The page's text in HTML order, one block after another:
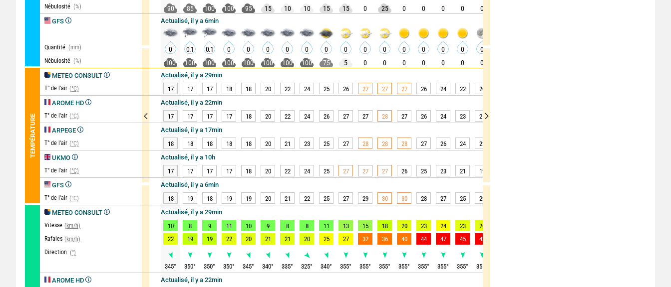
Nébulosité (%)
GFS
Quantité (mm)
Nébulosité (%)
TEMPÉRATURE
METEO CONSULT
T° de l'air (°C)
AROME HD
T° de l'air (°C)
ARPEGE
T° de l'air (°C)
UKMO
T° de l'air (°C)
GFS
T° de l'air (°C)
METEO CONSULT
Vitesse (km/h)
Rafales (km/h)
Direction (°)
AROME HD
90
85 100 100 95 15 10 10 15 15 0 25 0 0 0 0 0
Actualisé, il y a 6min
0 0.1 0.1 0 0 0 0 0 0 0 0 0 0 0 0 0 0
100
100 100 100 100 100 100 100 75 5 0 0 0 0 0 0 0
Actualisé, il y a 29min
17
17 17 18 18 20 22 24 25 26 27 27 27 26 24 22 20
Actualisé, il y a 22min
17
17 17 17 18 20 22 24 26 27 27 28 27 26 24 23 21
Actualisé, il y a 17min
18
18 18 18 18 20 21 23 25 27 28 28 28 27 26 24 22
Actualisé, il y a 10h
17
17 17 17 18 20 22 24 25 27 27 27 26 25 23 21 19
Actualisé, il y a 6min
18
19 18 19 19 20 21 22 25 27 29 30 30 28 27 25 22
Actualisé, il y a 29min
10
8 9 11 10 9 8 8 11 13 15 18 20 23 24 23 20
22
19 19 22 20 21 21 20 25 27 32 36 40 44 47 45 42
345° 350° 350° 350° 345° 340° 335° 325° 340° 355° 355° 355° 355° 355° 355° 355° 355
Actualisé, il y a 22min